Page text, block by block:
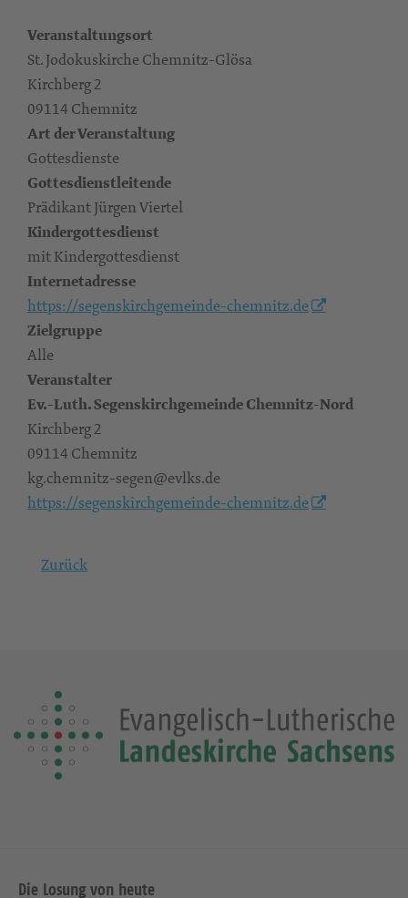
Veranstaltungsort
St. Jodokuskirche Chemnitz-Glösa
Kirchberg 2
09114 Chemnitz
Art der Veranstaltung
Gottesdienste
Gottesdienstleitende
Prädikant Jürgen Viertel
Kindergottesdienst
mit Kindergottesdienst
Internetadresse
https://segenskirchgemeinde-chemnitz.de
Zielgruppe
Alle
Veranstalter
Ev.-Luth. Segenskirchgemeinde Chemnitz-Nord
Kirchberg 2
09114 Chemnitz
kg.chemnitz-segen@evlks.de
https://segenskirchgemeinde-chemnitz.de
Zurück
Die Losung von heute